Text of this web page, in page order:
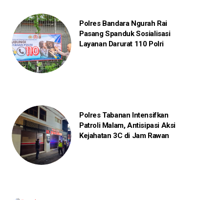
Polres Bandara Ngurah Rai
Pasang Spanduk Sosialisasi
Layanan Darurat 110 Polri
Polres Tabanan Intensifkan
Patroli Malam, Antisipasi Aksi
Kejahatan 3C di Jam Rawan